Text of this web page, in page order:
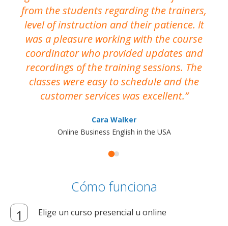
from the students regarding the trainers,
level of instruction and their patience. It
was a pleasure working with the course
coordinator who provided updates and
recordings of the training sessions. The
classes were easy to schedule and the
customer services was excellent.
Cara Walker
Online Business English in the USA
Cómo funciona
Elige un curso presencial u online